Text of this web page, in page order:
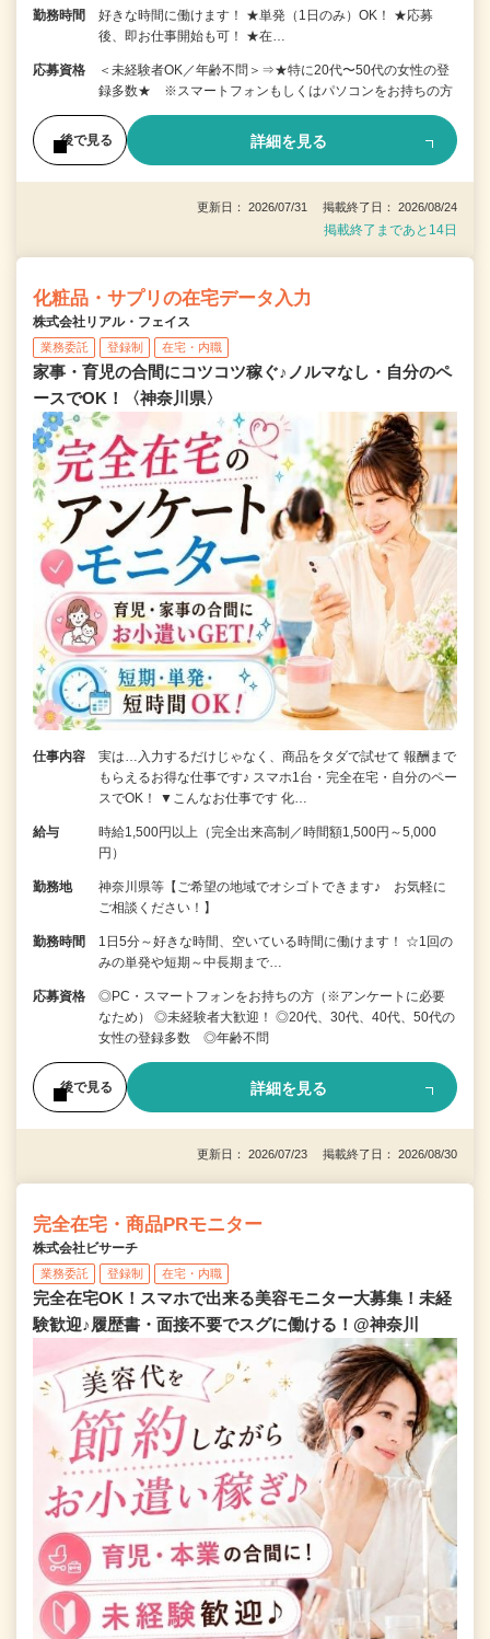
勤務時間
好きな時間に働けます！ ★単発（1日のみ）OK！ ★応募
後、即お仕事開始も可！ ★在…
応募資格
＜未経験者OK／年齢不問＞⇒★特に20代〜50代の女性の登
録多数★ ※スマートフォンもしくはパソコンをお持ちの方
後で見る 詳細を見る
更新日： 2026/07/31 掲載終了日： 2026/08/24
掲載終了まであと14日
化粧品・サプリの在宅データ入力
株式会社リアル・フェイス
業務委託 登録制 在宅・内職
家事・育児の合間にコツコツ稼ぐ♪ノルマなし・自分のペ
ースでOK！〈神奈川県〉
仕事内容
実は…入力するだけじゃなく、商品をタダで試せて 報酬まで
もらえるお得な仕事です♪ スマホ1台・完全在宅・自分のペー
スでOK！ ▼こんなお仕事です 化…
給与
時給1,500円以上（完全出来高制／時間額1,500円～5,000
円）
勤務地
神奈川県等【ご希望の地域でオシゴトできます♪ お気軽に
ご相談ください！】
勤務時間
1日5分～好きな時間、空いている時間に働けます！ ☆1回の
みの単発や短期～中長期まで…
応募資格
◎PC・スマートフォンをお持ちの方（※アンケートに必要
なため） ◎未経験者大歓迎！ ◎20代、30代、40代、50代の
女性の登録多数 ◎年齢不問
後で見る 詳細を見る
更新日： 2026/07/23 掲載終了日： 2026/08/30
完全在宅・商品PRモニター
株式会社ビサーチ
業務委託 登録制 在宅・内職
完全在宅OK！スマホで出来る美容モニター大募集！未経
験歓迎♪履歴書・面接不要でスグに働ける！@神奈川